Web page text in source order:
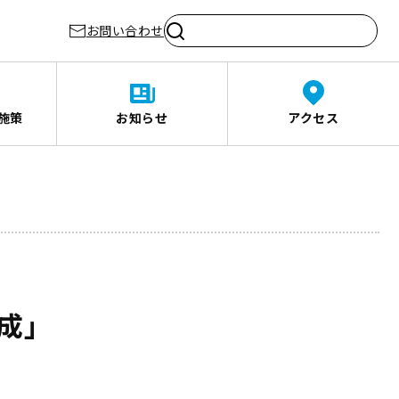
お問い合わせ
策 お知らせ アクセス